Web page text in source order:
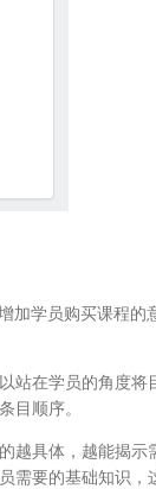
加学员购买课程的
在学员的角度将
目顺序。
越具体，越能揭示
需要的基础知识，